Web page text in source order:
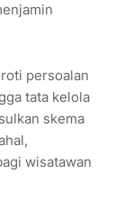
persoalan
tata kelola
skema
wisatawan